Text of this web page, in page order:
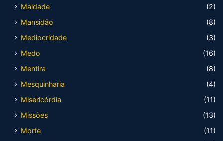
Maldade
(2)
Mansidão
(8)
Mediocridade
(3)
Medo
(16)
Mentira
(8)
Mesquinharia
(4)
Misericórdia
(11)
Missões
(13)
Morte
(11)